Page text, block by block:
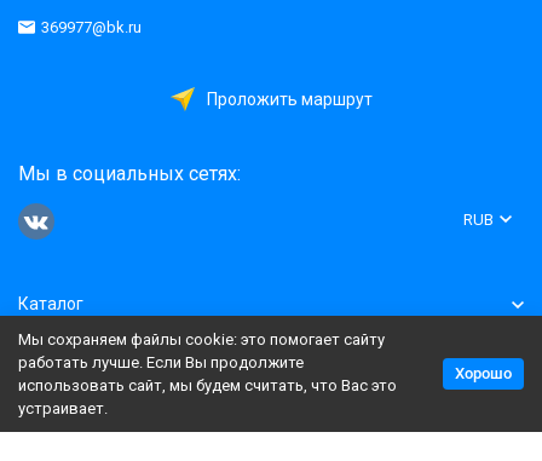
369977@bk.ru
Проложить маршрут
Мы в социальных сетях:
RUB
Каталог
Информация
Политика персональных данных Карта сайта
Мы сохраняем файлы cookie: это помогает сайту
работать лучше. Если Вы продолжите
использовать сайт, мы будем считать, что Вас это
устраивает.
Хорошо